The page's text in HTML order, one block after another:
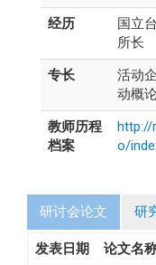
经历
国立
所长
专长
活动
动概
教师历程
档案
http://
o/
研讨会论文 研
发表日期 论文名